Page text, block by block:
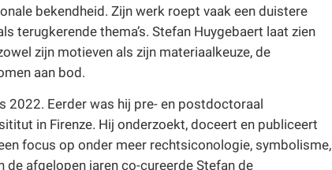
bekendheid. Zijn werk roept vaak een duistere
terugkerende thema’s. Stefan Huygebaert laat zien
zijn motieven als zijn materiaalkeuze, de
aan bod.
2022. Eerder was hij pre- en postdoctoraal
in Firenze. Hij onderzoekt, doceert en publiceert
focus op onder meer rechtsiconologie, symbolisme,
afgelopen jaren co-cureerde Stefan de